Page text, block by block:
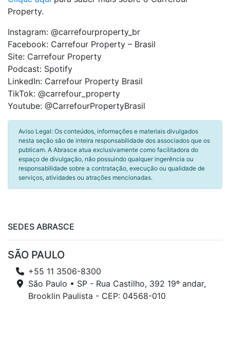
Property.
Instagram: @carrefourproperty_br
Facebook: Carrefour Property – Brasil
Site: Carrefour Property
Podcast: Spotify
LinkedIn: Carrefour Property Brasil
TikTok: @carrefour_property
Youtube: @CarrefourPropertyBrasil
Aviso Legal: Os conteúdos, informações e materiais divulgados
nesta seção são de inteira responsabilidade dos associados que os
publicam. A Abrasce atua exclusivamente como facilitadora do
espaço de divulgação, não possuindo qualquer ingerência ou
responsabilidade sobre a contratação, execução ou qualidade de
serviços, atividades ou atrações mencionadas.
SEDES ABRASCE
SÃO PAULO
+55 11 3506-8300
São Paulo • SP - Rua Castilho, 392 19º andar,
Brooklin Paulista - CEP: 04568-010